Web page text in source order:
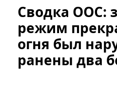
Сводка ООС:
режим
огня был
ранены два